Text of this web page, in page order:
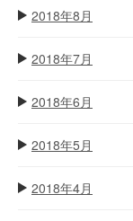
2018年8月
2018年7月
2018年6月
2018年5月
2018年4月